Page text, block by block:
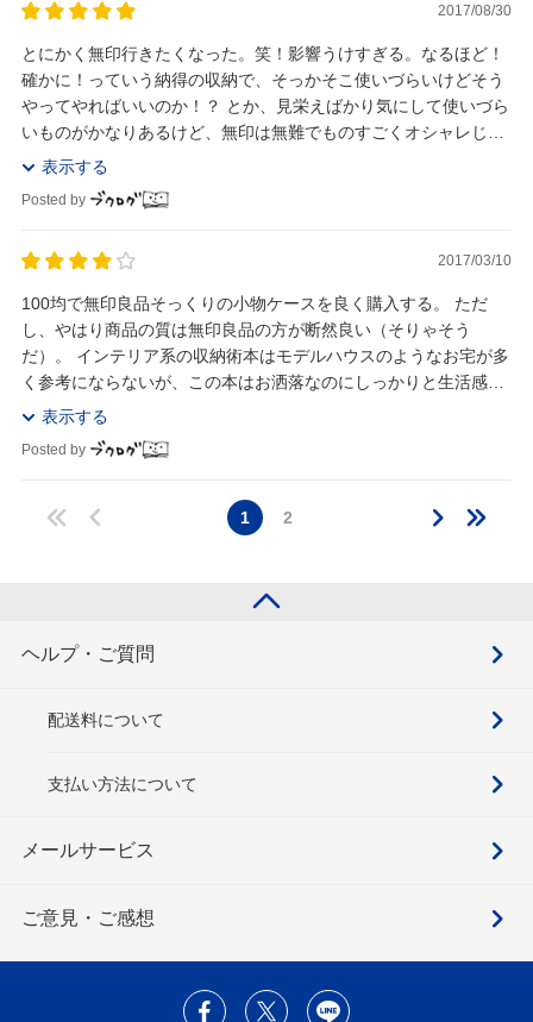
2017/08/30
とにかく無印行きたくなった。笑！影響うけすぎる。なるほど！
確かに！っていう納得の収納で、そっかそこ使いづらいけどそう
やってやればいいのか！？ とか、見栄えばかり気にして使いづら
いものがかなりあるけど、無印は無難でものすごくオシャレじゃ
ないけど、使い勝手は抜群。それでいてどんなイ...
表示する
Posted by
2017/03/10
100均で無印良品そっくりの小物ケースを良く購入する。 ただ
し、やはり商品の質は無印良品の方が断然良い（そりゃそう
だ）。 インテリア系の収納術本はモデルハウスのようなお宅が多
く参考にならないが、この本はお洒落なのにしっかりと生活感が
あり、実用的な例ばかりで参考になった。 やってい...
表示する
Posted by
1 2
ヘルプ・ご質問
配送料について
支払い方法について
メールサービス
ご意見・ご感想